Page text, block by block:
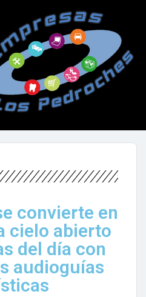
No hay comentarios
abril de 2022
convierte en
cielo abierto
del día con
audioguías